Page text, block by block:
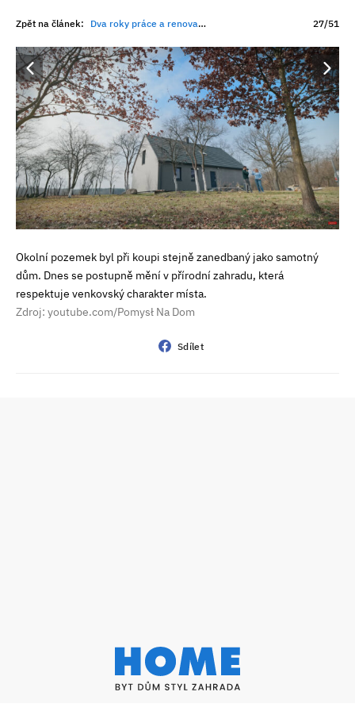
Zpět na článek: Dva roky práce a renovace za 1,4 milionu. Zarostlá ruina nakonec odhalila nečekanou rodinnou historii 27/51
Okolní pozemek byl při koupi stejně zanedbaný jako samotný
dům. Dnes se postupně mění v přírodní zahradu, která
respektuje venkovský charakter místa.
Zdroj: youtube.com/Pomysł Na Dom
Sdílet